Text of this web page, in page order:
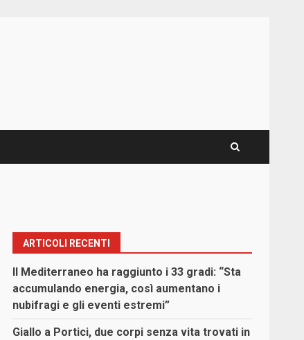
ARTICOLI RECENTI
Il Mediterraneo ha raggiunto i 33 gradi: “Sta
accumulando energia, così aumentano i
nubifragi e gli eventi estremi”
Giallo a Portici, due corpi senza vita trovati in